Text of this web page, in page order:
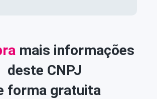
mais informações
deste CNPJ
forma gratuita